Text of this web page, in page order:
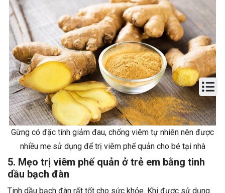
Gừng có đặc tính giảm đau, chống viêm tự nhiên nên được
nhiều mẹ sử dụng để trị viêm phế quản cho bé tại nhà
5. Mẹo trị viêm phế quản ở trẻ em bằng tinh
dầu bạch đàn
Tinh dầu bạch đàn rất tốt cho sức khỏe. Khi được sử dụng